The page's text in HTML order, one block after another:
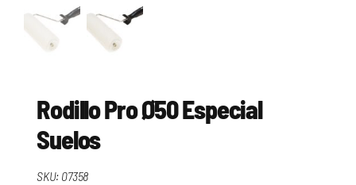
Rodillo Pro Ø50 Especial
Suelos
SKU: 07358